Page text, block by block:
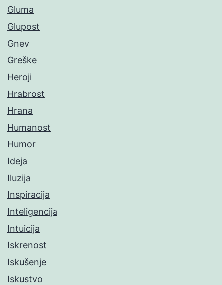
Gluma
Glupost
Gnev
Greške
Heroji
Hrabrost
Hrana
Humanost
Humor
Ideja
Iluzija
Inspiracija
Inteligencija
Intuicija
Iskrenost
Iskušenje
Iskustvo